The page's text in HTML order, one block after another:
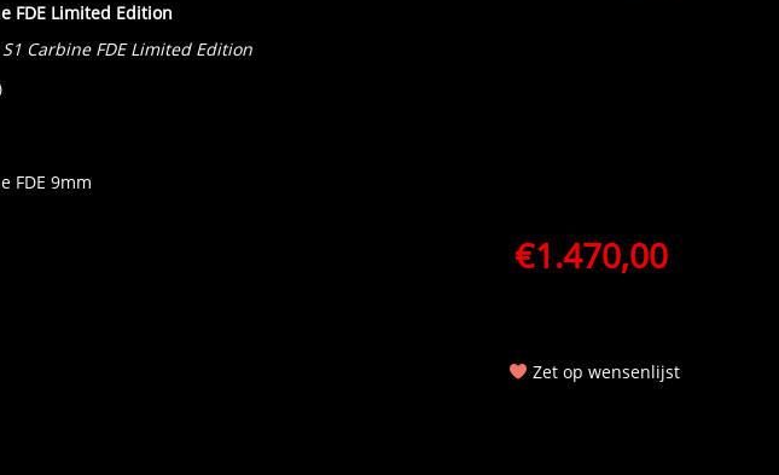
FDE Limited Edition
Carbine FDE Limited Edition
FDE 9mm
€1.470,00
Zet op wensenlijst